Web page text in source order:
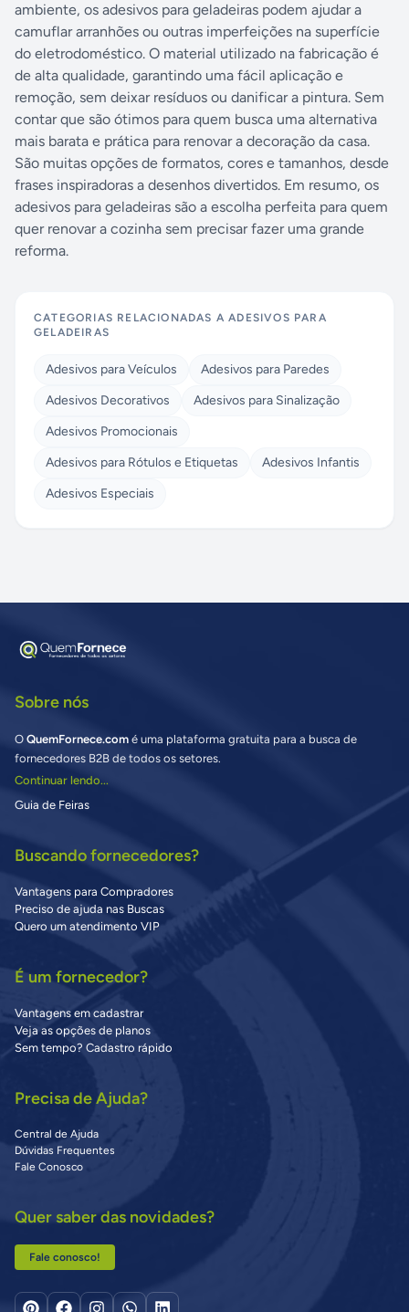
ambiente, os adesivos para geladeiras podem ajudar a
camuflar arranhões ou outras imperfeições na superfície
do eletrodoméstico. O material utilizado na fabricação é
de alta qualidade, garantindo uma fácil aplicação e
remoção, sem deixar resíduos ou danificar a pintura. Sem
contar que são ótimos para quem busca uma alternativa
mais barata e prática para renovar a decoração da casa.
São muitas opções de formatos, cores e tamanhos, desde
frases inspiradoras a desenhos divertidos. Em resumo, os
adesivos para geladeiras são a escolha perfeita para quem
quer renovar a cozinha sem precisar fazer uma grande
reforma.
CATEGORIAS RELACIONADAS AADESIVOS PARA
GELADEIRAS
Adesivos para Veículos
Adesivos para Paredes
Adesivos Decorativos
Adesivos para Sinalização
Adesivos Promocionais
Adesivos para Rótulos e Etiquetas
Adesivos Infantis
Adesivos Especiais
Sobre nós
O QuemFornece.com é uma plataforma gratuita para a busca de
fornecedores B2B de todos os setores.
Continuar lendo...
Guia de Feiras
Buscando fornecedores?
Vantagens para Compradores
Preciso de ajuda nas Buscas
Quero um atendimento VIP
É um fornecedor?
Vantagens em cadastrar
Veja as opções de planos
Sem tempo? Cadastro rápido
Precisa de Ajuda?
Central de Ajuda
Dúvidas Frequentes
Fale Conosco
Quer saber das novidades?
Fale conosco!